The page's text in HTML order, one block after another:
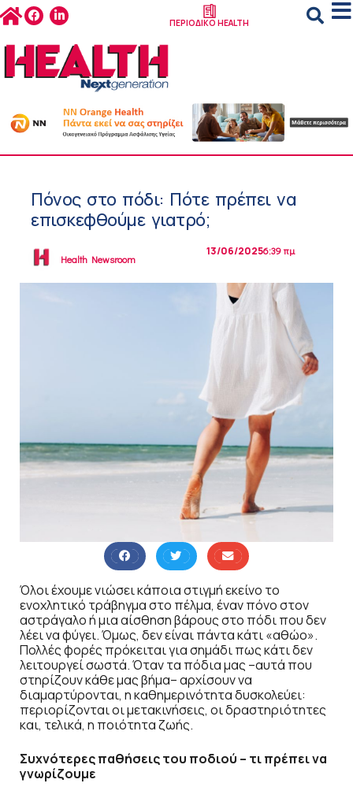
ΠΕΡΙΟΔΙΚΟ HEALTH
Πόνος στο πόδι: Πότε πρέπει να
επισκεφθούμε γιατρό;
Health Newsroom
13/06/20256:39 πμ
Όλοι έχουμε νιώσει κάποια στιγμή εκείνο το
ενοχλητικό τράβηγμα στο πέλμα, έναν πόνο στον
αστράγαλο ή μια αίσθηση βάρους στο πόδι που δεν
λέει να φύγει. Όμως, δεν είναι πάντα κάτι «αθώο».
Πολλές φορές πρόκειται για σημάδι πως κάτι δεν
λειτουργεί σωστά. Όταν τα πόδια μας –αυτά που
στηρίζουν κάθε μας βήμα– αρχίσουν να
διαμαρτύρονται, η καθημερινότητα δυσκολεύει:
περιορίζονται οι μετακινήσεις, οι δραστηριότητες
και, τελικά, η ποιότητα ζωής.
Συχνότερες παθήσεις του ποδιού – τι πρέπει να
γνωρίζουμε